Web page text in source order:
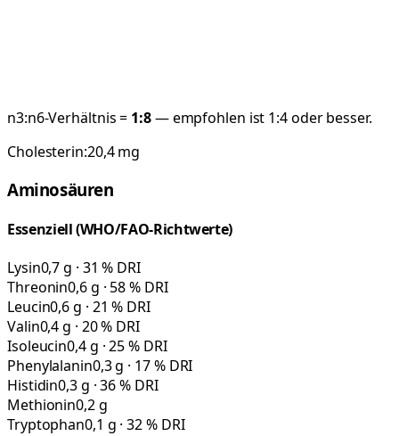
n3:n6-Verhältnis = 1:8— empfohlen ist 1:4 oder besser.
Cholesterin:20,4mg
Aminosäuren
Essenziell (WHO/FAO-Richtwerte)
Lysin0,7 g · 31 % DRI
Threonin0,6 g · 58 % DRI
Leucin0,6 g · 21 % DRI
Valin0,4 g · 20 % DRI
Isoleucin0,4 g · 25 % DRI
Phenylalanin0,3 g · 17 % DRI
Histidin0,3 g · 36 % DRI
Methionin0,2 g
Tryptophan0,1 g · 32 % DRI